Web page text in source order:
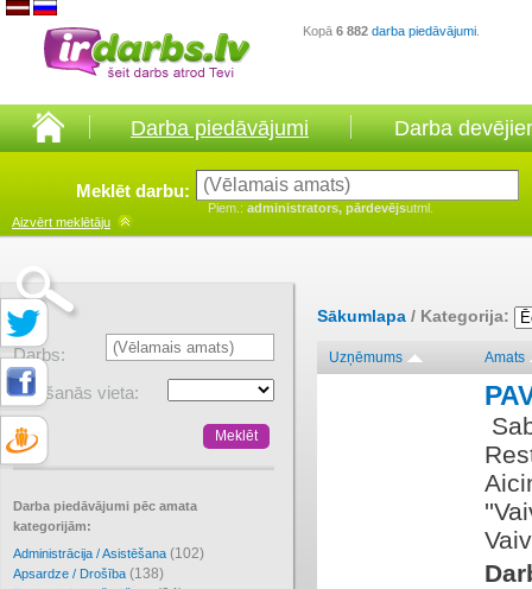
Kopā 6 882 darba piedāvājumi
Darba piedāvājumi Darba
Meklēt darbu:
Piem.: administrators, pārdevējsutml.
Aizvērt meklētāju
Darbs:
Atrašanās vieta:
Darba piedāvājumi pēc amata
kategorijām:
Administrācija / Asistēšana (102)
Apsardze / Drošība (138)
Sākumlapa / Kategorija:
Uzņēmums Amats